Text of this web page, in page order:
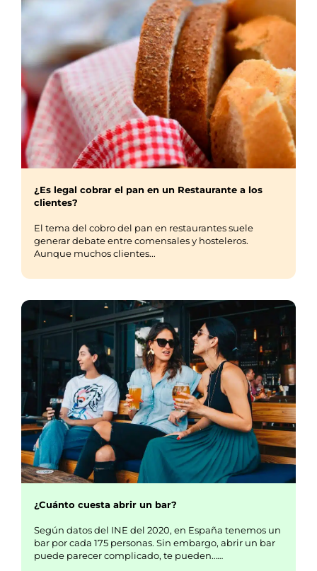
¿Es legal cobrar el pan en un Restaurante a los
clientes?
El tema del cobro del pan en restaurantes suele
generar debate entre comensales y hosteleros.
Aunque muchos clientes...
¿Cuánto cuesta abrir un bar?
Según datos del INE del 2020, en España tenemos un
bar por cada 175 personas. Sin embargo, abrir un bar
puede parecer complicado, te pueden……